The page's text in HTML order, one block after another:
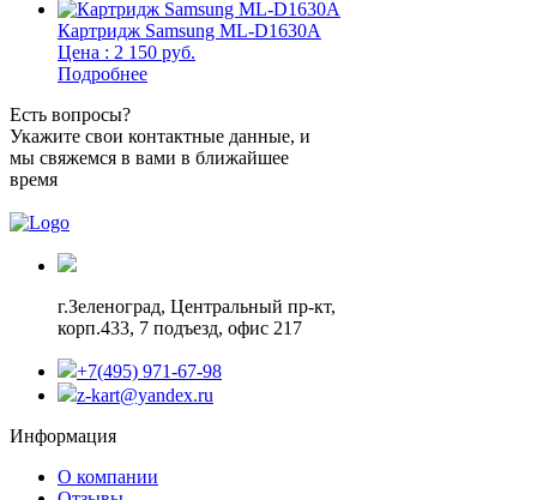
Картридж Samsung ML-D1630A
Цена : 2 150 руб.
Подробнее
Есть вопросы?
Укажите свои контактные данные, и
мы свяжемся в вами в ближайшее
время
г.Зеленоград, Центральный пр-кт,
корп.433, 7 подъезд, офис 217
+7(495) 971-67-98
z-kart@yandex.ru
Информация
О компании